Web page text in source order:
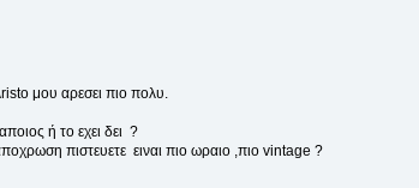
μου αρεσει πιο πολυ.
ή το εχει δει ?
πιστευετε ειναι πιο ωραιο ,πιο vintage ?